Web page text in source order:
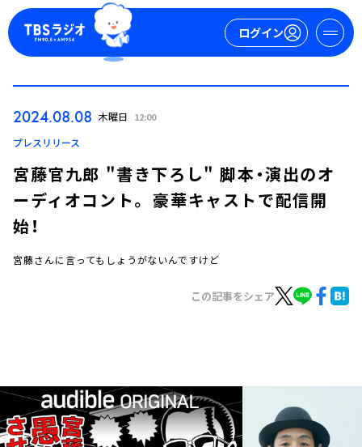
ログイン
イベント・グッズ
YouTube
会社情報
2024.08.08 木曜日 12:00
プレスリリース
宮藤官九郎 "書き下ろし" 脚本・演出のオ
ーディオコント。 豪華キャストで配信開
始！
宮藤さんに言ってもしょうがないんですけど
この記事をシェア